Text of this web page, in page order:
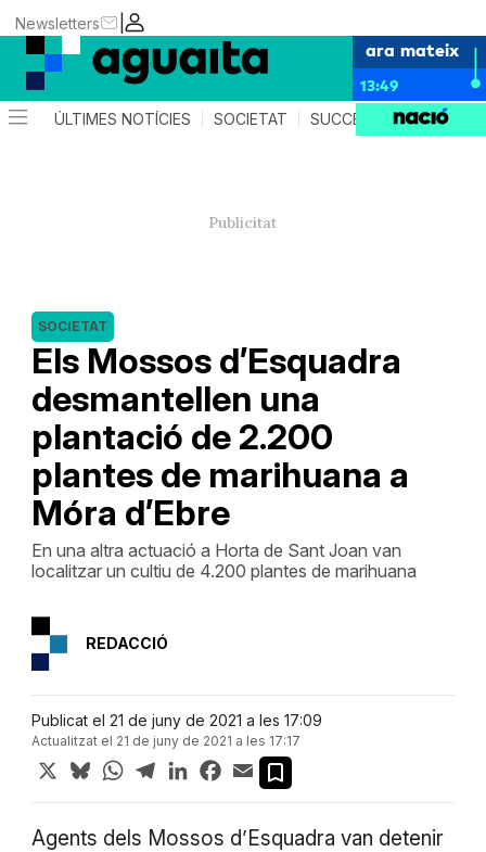
|
Newsletters
ara mateix
13:49
ÚLTIMES NOTÍCIES SOCIETAT SUCCESSOS AGENDA
Els Mossos d’Esquadra
desmantellen una
plantació de 2.200
plantes de marihuana a
Móra d’Ebre
SOCIETAT
En una altra actuació a Horta de Sant Joan van
localitzar un cultiu de 4.200 plantes de marihuana
REDACCIÓ
Publicat el 21 de juny de 2021 a les 17:09
Actualitzat el 21 de juny de 2021 a les 17:17
X BlueskyWhatsApp
TelegramLinkedInFacebook
Email
Agents dels Mossos d’Esquadra van detenir